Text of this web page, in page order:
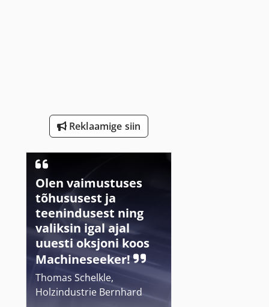
Reklaamige siin
Olen vaimustuses
tõhususest ja
teenindusest ning
valiksin igal ajal
uuesti oksjoni koos
Machineseeker!
Thomas Schelkle,
Holzindustrie Bernhard